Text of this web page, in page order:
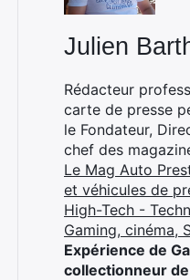
Julien
Rédacteur
carte de presse
le Fondateur,
chef des
Le Mag Auto
et véhicules de
High-Tech -
Gaming, cinéma,
Expérience de
collectionneur